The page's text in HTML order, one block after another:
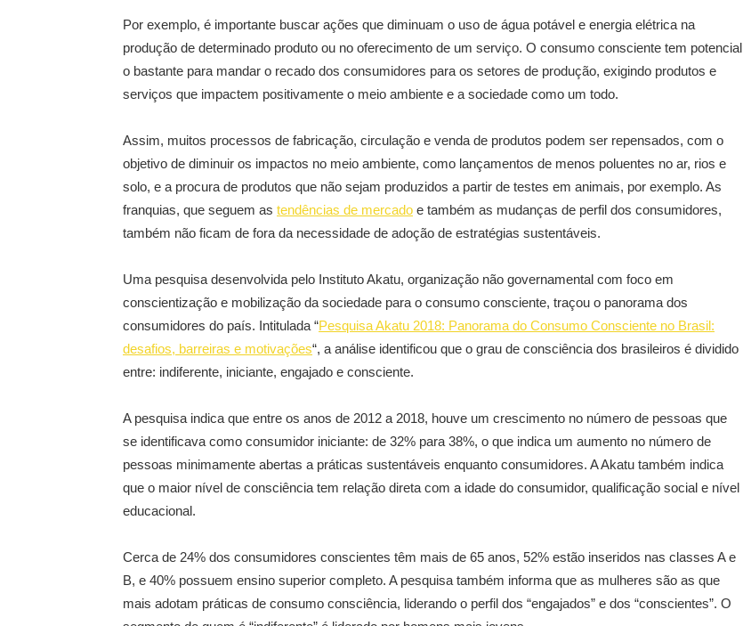
Por exemplo, é importante buscar ações que diminuam o uso de água potável e energia elétrica na
produção de determinado produto ou no oferecimento de um serviço. O consumo consciente tem potencial
o bastante para mandar o recado dos consumidores para os setores de produção, exigindo produtos e
serviços que impactem positivamente o meio ambiente e a sociedade como um todo.
Assim, muitos processos de fabricação, circulação e venda de produtos podem ser repensados, com o
objetivo de diminuir os impactos no meio ambiente, como lançamentos de menos poluentes no ar, rios e
solo, e a procura de produtos que não sejam produzidos a partir de testes em animais, por exemplo. As
franquias, que seguem as tendências de mercado e também as mudanças de perfil dos consumidores,
também não ficam de fora da necessidade de adoção de estratégias sustentáveis.
Uma pesquisa desenvolvida pelo Instituto Akatu, organização não governamental com foco em
conscientização e mobilização da sociedade para o consumo consciente, traçou o panorama dos
consumidores do país. Intitulada “Pesquisa Akatu 2018: Panorama do Consumo Consciente no Brasil:
desafios, barreiras e motivações“, a análise identificou que o grau de consciência dos brasileiros é dividido
entre: indiferente, iniciante, engajado e consciente.
A pesquisa indica que entre os anos de 2012 a 2018, houve um crescimento no número de pessoas que
se identificava como consumidor iniciante: de 32% para 38%, o que indica um aumento no número de
pessoas minimamente abertas a práticas sustentáveis enquanto consumidores. A Akatu também indica
que o maior nível de consciência tem relação direta com a idade do consumidor, qualificação social e nível
educacional.
Cerca de 24% dos consumidores conscientes têm mais de 65 anos, 52% estão inseridos nas classes A e
B, e 40% possuem ensino superior completo. A pesquisa também informa que as mulheres são as que
mais adotam práticas de consumo consciência, liderando o perfil dos “engajados” e dos “conscientes”. O